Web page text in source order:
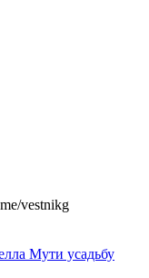
vestnikg
Мути усадьбу